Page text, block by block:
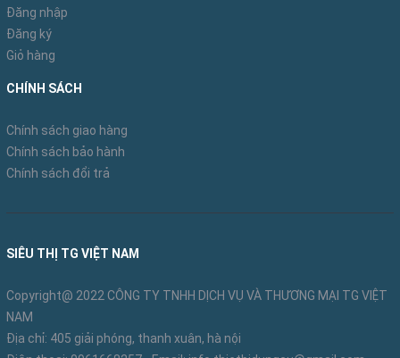
Đăng nhập
Đăng ký
Giỏ hàng
CHÍNH SÁCH
Chính sách giao hàng
Chính sách bảo hành
Chính sách đổi trả
SIÊU THỊ TG VIỆT NAM
Copyright@ 2022 CÔNG TY TNHH DỊCH VỤ VÀ THƯƠNG MẠI TG VIỆT
NAM
Địa chỉ: 405 giải phóng, thanh xuân, hà nội